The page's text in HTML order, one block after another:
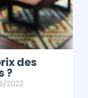
des
?
2022